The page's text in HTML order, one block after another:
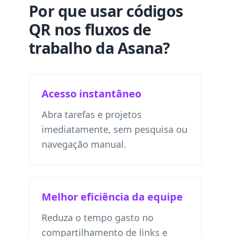
Por que usar códigos
QR nos fluxos de
trabalho da Asana?
Acesso instantâneo
Abra tarefas e projetos
imediatamente, sem pesquisa ou
navegação manual.
Melhor eficiência da equipe
Reduza o tempo gasto no
compartilhamento de links e